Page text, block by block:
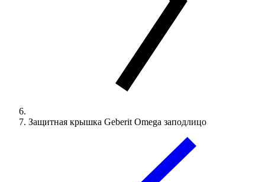
Защитная крышка Geberit Omega заподлицо